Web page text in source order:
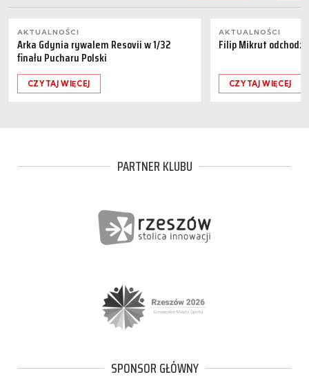
AKTUALNOŚCI
Arka Gdynia rywalem Resovii w 1/32
finału Pucharu Polski
CZYTAJ WIĘCEJ
AKTUALNOŚCI
Filip Mikrut
CZYTAJ WIĘCEJ
PARTNER KLUBU
SPONSOR GŁÓWNY